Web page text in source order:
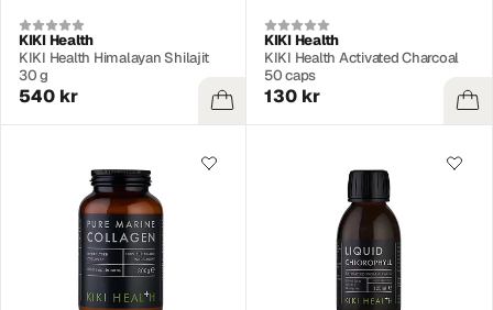
KIKI Health
KIKI Health Himalayan Shilajit
30 g
540 kr
KIKI Health
KIKI Health Activated Charcoal
50 caps
130 kr